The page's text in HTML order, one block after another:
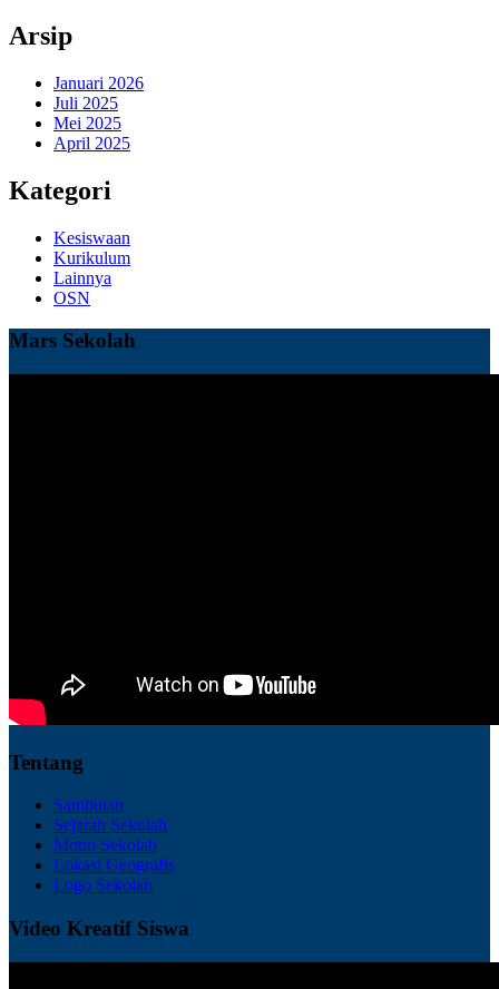
Arsip
Januari 2026
Juli 2025
Mei 2025
April 2025
Kategori
Kesiswaan
Kurikulum
Lainnya
OSN
Mars Sekolah
Tentang
Sambutan
Sejarah Sekolah
Motto Sekolah
Lokasi Geografis
Logo Sekolah
Video Kreatif Siswa